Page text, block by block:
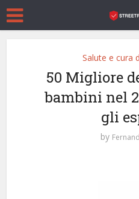
Salute e cura
50 Migliore
bambini nel
gli
by